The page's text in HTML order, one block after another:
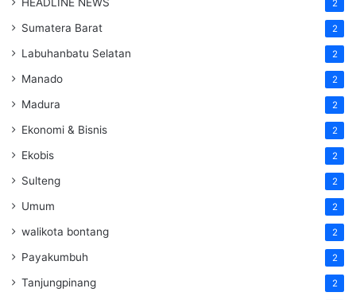
2
Sumatera Barat 2
Labuhanbatu Selatan 2
Manado 2
Madura 2
Ekonomi & Bisnis 2
Ekobis 2
Sulteng 2
Umum 2
walikota bontang 2
Payakumbuh 2
Tanjungpinang 2